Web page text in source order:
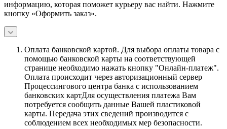
информацию, которая поможет курьеру вас найти. Нажмите
кнопку «Оформить заказ».
Оплата банковской картой. Для выбора оплаты товара с
помощью банковской карты на соответствующей
странице необходимо нажать кнопку "Онлайн-платеж".
Оплата происходит через авторизационный сервер
Процессингового центра банка с использованием
банковских картДля осуществления платежа Вам
потребуется сообщить данные Вашей пластиковой
карты. Передача этих сведений производится с
соблюдением всех необходимых мер безопасности.